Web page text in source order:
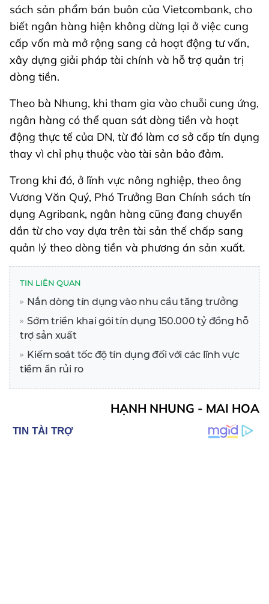
sách sản phẩm bán buôn của Vietcombank, cho
biết ngân hàng hiện không dừng lại ở việc cung
cấp vốn mà mở rộng sang cả hoạt động tư vấn,
xây dựng giải pháp tài chính và hỗ trợ quản trị
dòng tiền.
Theo bà Nhung, khi tham gia vào chuỗi cung ứng,
ngân hàng có thể quan sát dòng tiền và hoạt
động thực tế của DN, từ đó làm cơ sở cấp tín dụng
thay vì chỉ phụ thuộc vào tài sản bảo đảm.
Trong khi đó, ở lĩnh vực nông nghiệp, theo ông
Vương Văn Quý, Phó Trưởng Ban Chính sách tín
dụng Agribank, ngân hàng cũng đang chuyển
dần từ cho vay dựa trên tài sản thế chấp sang
quản lý theo dòng tiền và phương án sản xuất.
TIN LIÊN QUAN
Nắn dòng tín dụng vào nhu cầu tăng trưởng
Sớm triển khai gói tín dụng 150.000 tỷ đồng hỗ
trợ sản xuất
Kiếm soát tốc độ tín dụng đối với các lĩnh vực
tiềm ẩn rủi ro
HẠNH NHUNG - MAI HOA